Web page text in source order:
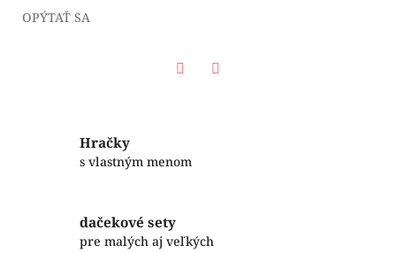
OPÝTAŤ SA
Hračky
s vlastným menom
dačekové sety
pre malých aj veľkých